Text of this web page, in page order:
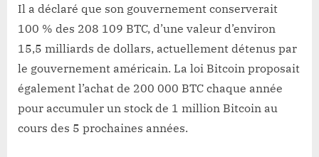
Il a déclaré que son gouvernement conserverait
100 % des 208 109 BTC, d’une valeur d’environ
15,5 milliards de dollars, actuellement détenus par
le gouvernement américain. La loi Bitcoin proposait
également l’achat de 200 000 BTC chaque année
pour accumuler un stock de 1 million Bitcoin au
cours des 5 prochaines années.